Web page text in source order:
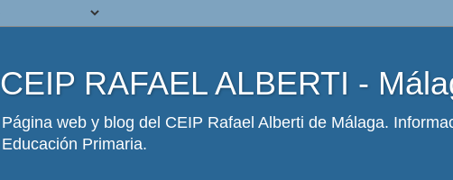
CEIP RAFAEL ALBERTI -
Página web y blog del CEIP Rafael Alberti de Málaga.
Educación Primaria.